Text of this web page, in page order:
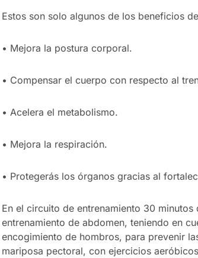
Estos son solo algunos de los beneficios
• Mejora la postura corporal.
• Compensar el cuerpo con respecto al
• Acelera el metabolismo.
• Mejora la respiración.
• Protegerás los órganos gracias al
En el circuito de entrenamiento 30
entrenamiento de abdomen, teniendo en
encogimiento de hombros, para prevenir
mariposa pectoral, con ejercicios